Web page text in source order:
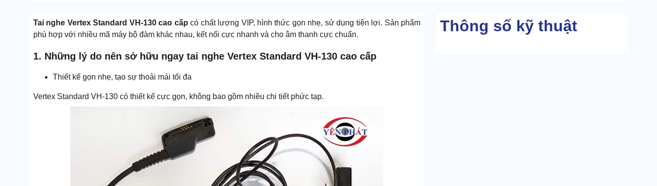
Thông số kỹ thuật
Tai nghe Vertex Standard VH-130 cao cấp có chất lượng VIP, hình thức gọn nhẹ, sử dụng tiện lợi. Sản phẩm
phù hợp với nhiều mã máy bộ đàm khác nhau, kết nối cực nhanh và cho âm thanh cực chuẩn.
1. Những lý do nên sở hữu ngay tai nghe Vertex Standard VH-130 cao cấp
Thiết kế gọn nhẹ, tạo sự thoải mái tối đa
Vertex Standard VH-130 có thiết kế cực gọn, không bao gồm nhiều chi tiết phức tạp.